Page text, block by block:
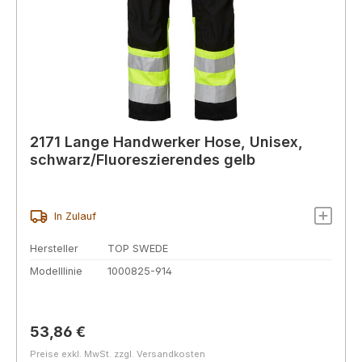
2171 Lange Handwerker Hose, Unisex,
schwarz/Fluoreszierendes gelb
In Zulauf
Hersteller
TOP SWEDE
Modelllinie
1000825-914
Regulärer Preis:
53,86 €
Preise exkl. MwSt. zzgl. Versandkosten